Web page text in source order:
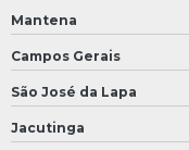
Mantena
Campos Gerais
São José da Lapa
Jacutinga